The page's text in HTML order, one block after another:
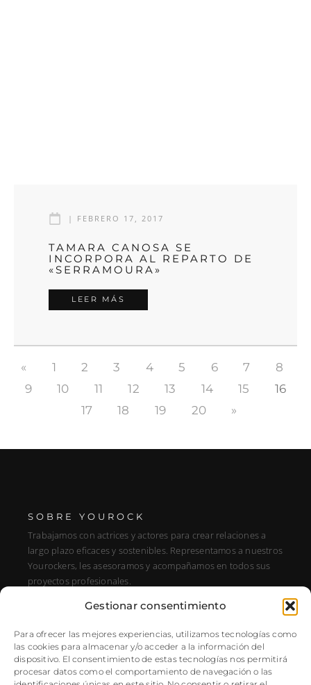
Gestionar consentimiento
Para ofrecer las mejores experiencias, utilizamos tecnologías como
las cookies para almacenar y/o acceder a la información del
dispositivo. El consentimiento de estas tecnologías nos permitirá
procesar datos como el comportamiento de navegación o las
| FEBRERO 17, 2017
TAMARA CANOSA SE
INCORPORA AL REPARTO DE
«SERRAMOURA»
LEER MÁS
« 1 2 3 4 5 6 7
8
9
10 11 12 13 14 15
16
17
18 19 20 »
SOBRE YOUROCK
Trabajamos con actrices y actores para crear relaciones a
largo plazo eficaces y sostenibles. Representamos a nuestros
Yourockers, les asesoramos y acompañamos en todos sus
proyectos profesionales.
DIRECCIÓN
SÍGUENOS
Instagram